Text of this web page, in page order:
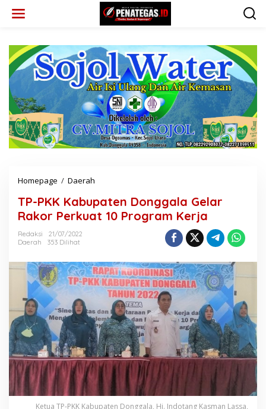
Homepage / Daerah
-
P
K
b
u
p
e
n
D
o
n
g
a
l
TP-PKK Kabupaten Donggala Gelar
Rakor Perkuat 10 Program Kerja
Redaksi
21/07/2022
Daerah
353 Dilihat
Ketua TP-PKK Kabupaten Donggala, Hj. Indotang Kasman Lassa,